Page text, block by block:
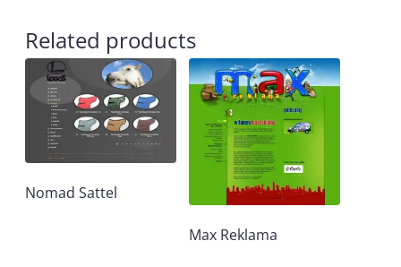
Related products
Nomad Sattel
Max Reklama